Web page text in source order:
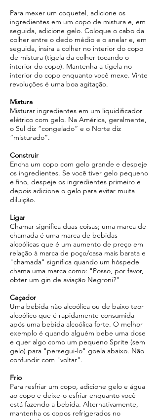
Para mexer um coquetel, adicione os
ingredientes em um copo de mistura e, em
seguida, adicione gelo. Coloque o cabo da
colher entre o dedo médio e o anelar e, em
seguida, insira a colher no interior do copo
de mistura (tigela da colher tocando o
interior do copo). Mantenha a tigela no
interior do copo enquanto você mexe. Vinte
revoluções é uma boa agitação.
Mistura
Misturar ingredientes em um liquidificador
elétrico com gelo. Na América, geralmente,
o Sul diz “congelado” e o Norte diz
“misturado”.
Construir
Encha um copo com gelo grande e despeje
os ingredientes. Se você tiver gelo pequeno
e fino, despeje os ingredientes primeiro e
depois adicione o gelo para evitar muita
diluição.
Ligar
Chamar significa duas coisas; uma marca de
chamada é uma marca de bebidas
alcoólicas que é um aumento de preço em
relação à marca de poço/casa mais barata e
"chamada" significa quando um hóspede
chama uma marca como: "Posso, por favor,
obter um gin de aviação Negroni?"
Caçador
Uma bebida não alcoólica ou de baixo teor
alcoólico que é rapidamente consumida
após uma bebida alcoólica forte. O melhor
exemplo é quando alguém bebe uma dose
e quer algo como um pequeno Sprite (sem
gelo) para "persegui-lo" goela abaixo. Não
confundir com "voltar".
Frio
Para resfriar um copo, adicione gelo e água
ao copo e deixe-o esfriar enquanto você
está fazendo a bebida. Alternativamente,
mantenha os copos refrigerados no